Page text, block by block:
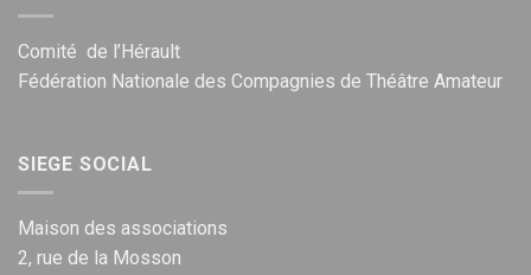
Comité de l’Hérault
Fédération Nationale des Compagnies de Théâtre Amateur
SIEGE SOCIAL
Maison des associations
2, rue de la Mosson